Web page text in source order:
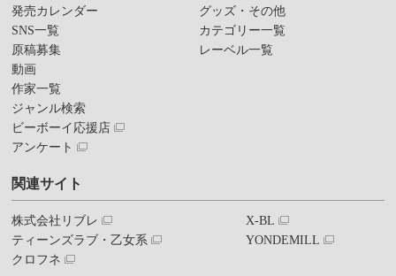
発売カレンダー
SNS一覧
原稿募集
動画
作家一覧
ジャンル検索
ビーボーイ応援店
アンケート
グッズ・その他
カテゴリー一覧
レーベル一覧
関連サイト
株式会社リブレ
ティーンズラブ・乙女系
クロフネ
X-BL
YONDEMILL